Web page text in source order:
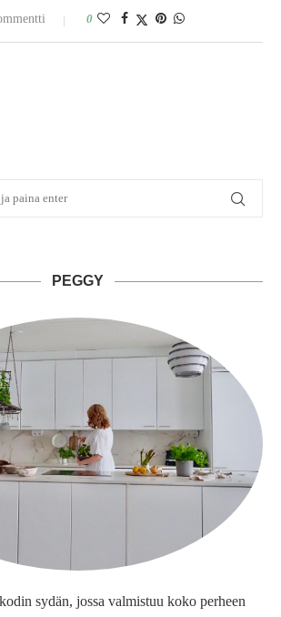
0
PEGGY
sydän, jossa valmistuu koko perheen